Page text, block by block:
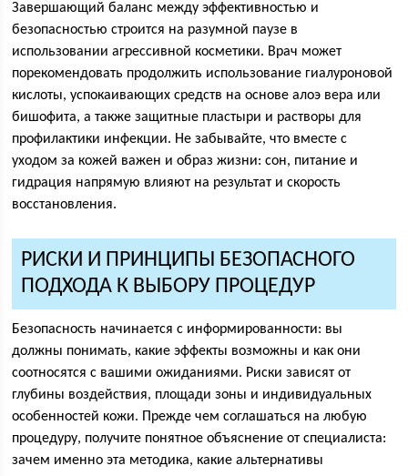
Завершающий баланс между эффективностью и
безопасностью строится на разумной паузе в
использовании агрессивной косметики. Врач может
порекомендовать продолжить использование гиалуроновой
кислоты, успокаивающих средств на основе алоэ вера или
бишофита, а также защитные пластыри и растворы для
профилактики инфекции. Не забывайте, что вместе с
уходом за кожей важен и образ жизни: сон, питание и
гидрация напрямую влияют на результат и скорость
восстановления.
РИСКИ И ПРИНЦИПЫ БЕЗОПАСНОГО
ПОДХОДА К ВЫБОРУ ПРОЦЕДУР
Безопасность начинается с информированности: вы
должны понимать, какие эффекты возможны и как они
соотносятся с вашими ожиданиями. Риски зависят от
глубины воздействия, площади зоны и индивидуальных
особенностей кожи. Прежде чем соглашаться на любую
процедуру, получите понятное объяснение от специалиста:
зачем именно эта методика, какие альтернативы